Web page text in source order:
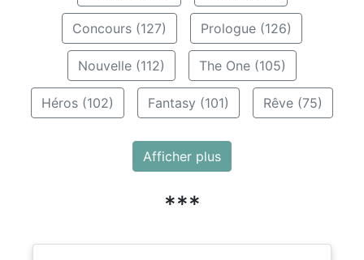
Concours (127) Prologue (126)
Nouvelle (112) The One (105)
Héros (102) Fantasy (101) Rêve (75)
Afficher plus
***